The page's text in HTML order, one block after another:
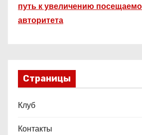
путь к увеличению
авторитета
Страницы
Клуб
Контакты